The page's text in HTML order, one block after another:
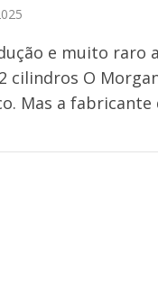
e muito raro
cilindros O
Mas a fabricante